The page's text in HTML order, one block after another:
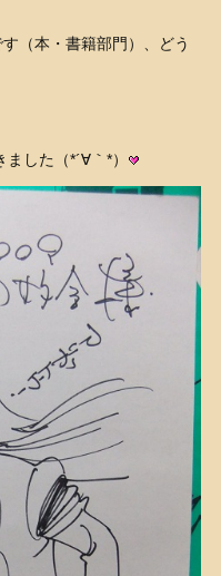
す（本・書籍部門）、どう
した（*´∀｀*）